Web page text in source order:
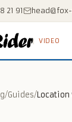
21 91
VIDEO
/Guides/